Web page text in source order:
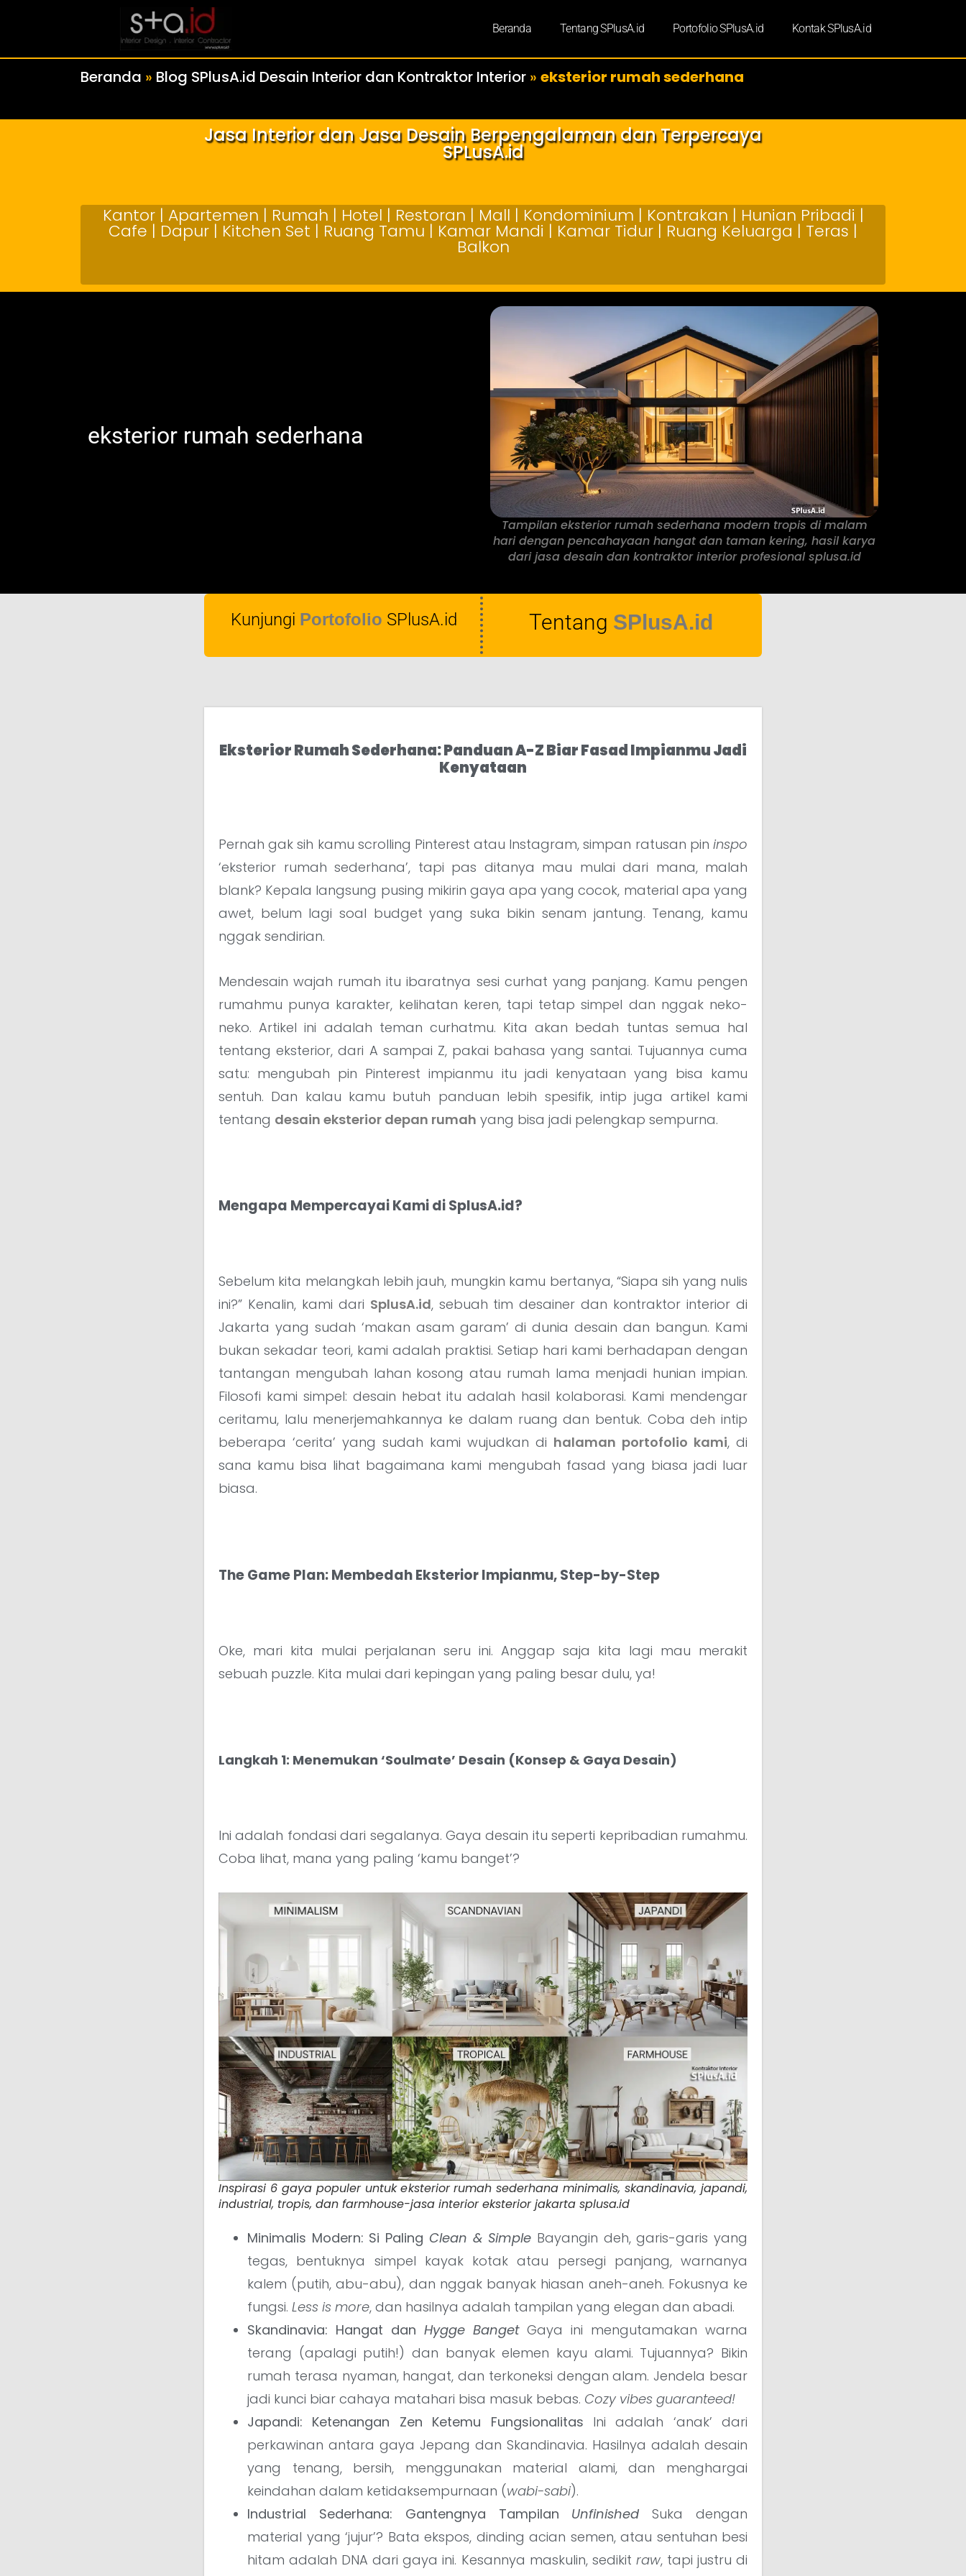
Beranda Tentang SPlusA.id Portofolio SPlusA.id Kontak SPlusA.id
Beranda » Blog SPlusA.id Desain Interior dan Kontraktor Interior » eksterior rumah sederhana
Jasa Interior dan Jasa Desain Berpengalaman dan Terpercaya
SPLusA.id
Kantor | Apartemen | Rumah | Hotel | Restoran | Mall | Kondominium | Kontrakan | Hunian Pribadi |
Cafe | Dapur | Kitchen Set | Ruang Tamu | Kamar Mandi | Kamar Tidur | Ruang Keluarga | Teras |
Balkon
eksterior rumah sederhana
Tampilan eksterior rumah sederhana modern tropis di malam
hari dengan pencahayaan hangat dan taman kering, hasil karya
dari jasa desain dan kontraktor interior profesional splusa.id
Kunjungi Portofolio SPlusA.id Tentang SPlusA.id
Eksterior Rumah Sederhana: Panduan A-Z Biar Fasad Impianmu Jadi
Kenyataan
Pernah gak sih kamu scrolling Pinterest atau Instagram, simpan ratusan pin inspo
‘eksterior rumah sederhana’, tapi pas ditanya mau mulai dari mana, malah
blank? Kepala langsung pusing mikirin gaya apa yang cocok, material apa yang
awet, belum lagi soal budget yang suka bikin senam jantung. Tenang, kamu
nggak sendirian.
Mendesain wajah rumah itu ibaratnya sesi curhat yang panjang. Kamu pengen
rumahmu punya karakter, kelihatan keren, tapi tetap simpel dan nggak neko-
neko. Artikel ini adalah teman curhatmu. Kita akan bedah tuntas semua hal
tentang eksterior, dari A sampai Z, pakai bahasa yang santai. Tujuannya cuma
satu: mengubah pin Pinterest impianmu itu jadi kenyataan yang bisa kamu
sentuh. Dan kalau kamu butuh panduan lebih spesifik, intip juga artikel kami
tentang desain eksterior depan rumah yang bisa jadi pelengkap sempurna.
Mengapa Mempercayai Kami di SplusA.id?
Sebelum kita melangkah lebih jauh, mungkin kamu bertanya, “Siapa sih yang nulis
ini?” Kenalin, kami dari SplusA.id, sebuah tim desainer dan kontraktor interior di
Jakarta yang sudah ‘makan asam garam’ di dunia desain dan bangun. Kami
bukan sekadar teori, kami adalah praktisi. Setiap hari kami berhadapan dengan
tantangan mengubah lahan kosong atau rumah lama menjadi hunian impian.
Filosofi kami simpel: desain hebat itu adalah hasil kolaborasi. Kami mendengar
ceritamu, lalu menerjemahkannya ke dalam ruang dan bentuk. Coba deh intip
beberapa ‘cerita’ yang sudah kami wujudkan di halaman portofolio kami, di
sana kamu bisa lihat bagaimana kami mengubah fasad yang biasa jadi luar
biasa.
The Game Plan: Membedah Eksterior Impianmu, Step-by-Step
Oke, mari kita mulai perjalanan seru ini. Anggap saja kita lagi mau merakit
sebuah puzzle. Kita mulai dari kepingan yang paling besar dulu, ya!
Langkah 1: Menemukan ‘Soulmate’ Desain (Konsep & Gaya Desain)
Ini adalah fondasi dari segalanya. Gaya desain itu seperti kepribadian rumahmu.
Coba lihat, mana yang paling ‘kamu banget’?
Inspirasi 6 gaya populer untuk eksterior rumah sederhana minimalis, skandinavia, japandi,
industrial, tropis, dan farmhouse-jasa interior eksterior jakarta splusa.id
Minimalis Modern: Si Paling Clean & Simple Bayangin deh, garis-garis yang
tegas, bentuknya simpel kayak kotak atau persegi panjang, warnanya
kalem (putih, abu-abu), dan nggak banyak hiasan aneh-aneh. Fokusnya ke
fungsi. Less is more, dan hasilnya adalah tampilan yang elegan dan abadi.
Skandinavia: Hangat dan Hygge BangetGaya ini mengutamakan warna
terang (apalagi putih!) dan banyak elemen kayu alami. Tujuannya? Bikin
rumah terasa nyaman, hangat, dan terkoneksi dengan alam. Jendela besar
jadi kunci biar cahaya matahari bisa masuk bebas. Cozy vibes guaranteed!
Japandi: Ketenangan Zen Ketemu Fungsionalitas Ini adalah ‘anak’ dari
perkawinan antara gaya Jepang dan Skandinavia. Hasilnya adalah desain
yang tenang, bersih, menggunakan material alami, dan menghargai
keindahan dalam ketidaksempurnaan (wabi-sabi).
Industrial Sederhana: Gantengnya Tampilan Unfinished Suka dengan
material yang ‘jujur’? Bata ekspos, dinding acian semen, atau sentuhan besi
hitam adalah DNA dari gaya ini. Kesannya maskulin, sedikit raw, tapi justru di